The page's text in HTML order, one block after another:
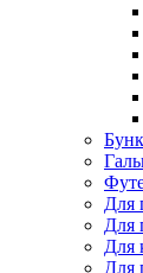
Для
Для
Для
Для